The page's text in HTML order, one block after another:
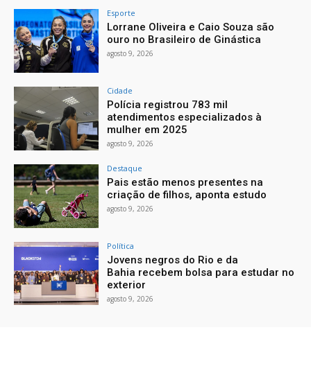
Esporte
Lorrane Oliveira e Caio Souza são
ouro no Brasileiro de Ginástica
agosto 9, 2026
Cidade
Polícia registrou 783 mil
atendimentos especializados à
mulher em 2025
agosto 9, 2026
Destaque
Pais estão menos presentes na
criação de filhos, aponta estudo
agosto 9, 2026
Política
Jovens negros do Rio e da
Bahia recebem bolsa para estudar no
exterior
agosto 9, 2026